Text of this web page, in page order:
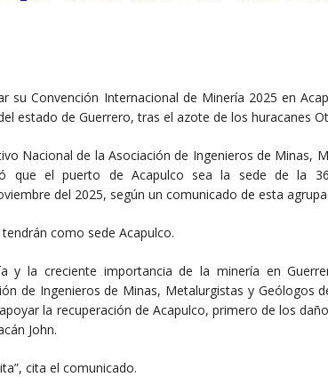
su Convención Internacional de Minería 2025 en
estado de Guerrero, tras el azote de los huracanes
Nacional de la Asociación de Ingenieros de Minas,
que el puerto de Acapulco sea la sede de la 36
del 2025, según un comunicado de esta
como sede Acapulco.
y la creciente importancia de la minería en
de Ingenieros de Minas, Metalurgistas y Geólogos
la recuperación de Acapulco, primero de los
John.
cita el comunicado.